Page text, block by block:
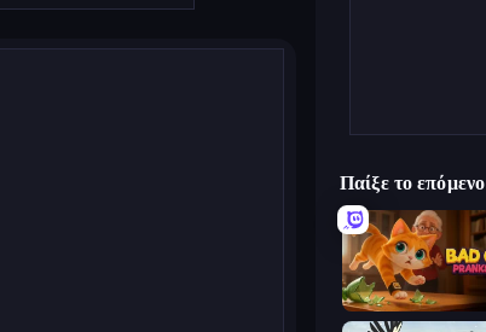
Παίξε το επόμενο
Bad Cat Prankster